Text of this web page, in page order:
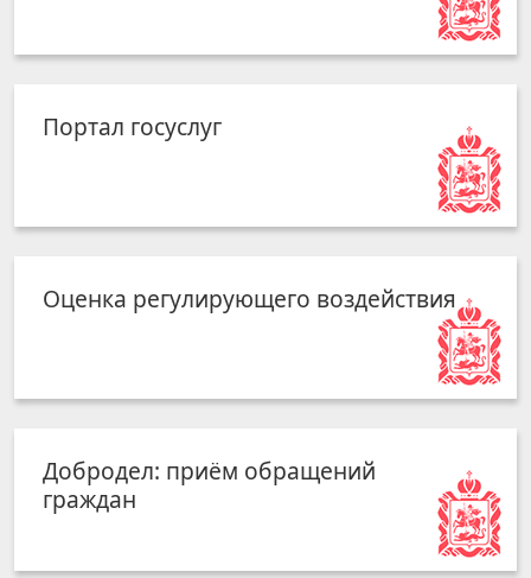
Портал госуслуг
Оценка регулирующего воздействия
Добродел: приём обращений
граждан